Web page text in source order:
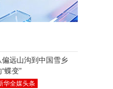
偏远山沟到中国雪乡
蝶变”
华全媒头条